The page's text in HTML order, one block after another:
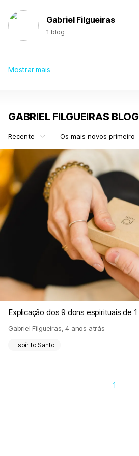
Gabriel Filgueiras
1 blog
Mostrar mais
GABRIEL FILGUEIRAS
Recente Os mais novos primeiro
Explicação dos 9 dons espirituais de 1
Gabriel Filgueiras,4 anos atrás
Espírito Santo
1